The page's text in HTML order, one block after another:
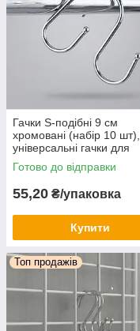
Гачки S-подібні 9 см
хромовані (набір 10 шт),
універсальні гачки для
торгівлі ,кухні, ванної та
гардеробу
Готово до відправки
55,20 ₴/упаковка
Купити
Топ продажів